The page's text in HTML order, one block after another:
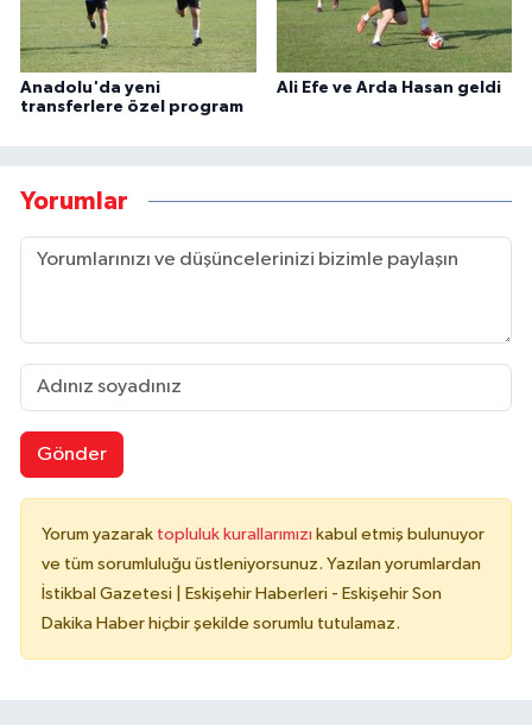
Anadolu'da yeni
transferlere özel program
Ali Efe ve Arda Hasan geldi
Yorumlar
Gönder
Yorum yazarak topluluk kurallarımızı kabul etmiş bulunuyor
ve tüm sorumluluğu üstleniyorsunuz. Yazılan yorumlardan
İstikbal Gazetesi | Eskişehir Haberleri - Eskişehir Son
Dakika Haber hiçbir şekilde sorumlu tutulamaz.